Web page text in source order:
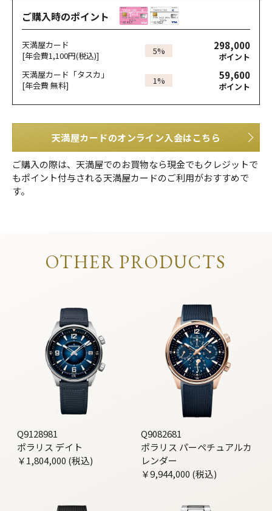
ご購入時のポイント
天満屋カード
[年会費1,100円(税込)]
5% 298,000
ポイント
天満屋カード「タスカ」
[年会費 無料]
1% 59,600
ポイント
天満屋カードのオンライン入会はこちら
ご購入の際は、天満屋でのお買物なら現金でもクレジットで
もポイント付与される天満屋カードのご利用がおすすめで
す。
OTHER PRODUCTS
Q9128981
ポラリス デイト
￥1,804,000 (税込)
Q9082681
ポラリス パーペチュアルカ
レンダー
￥9,944,000 (税込)